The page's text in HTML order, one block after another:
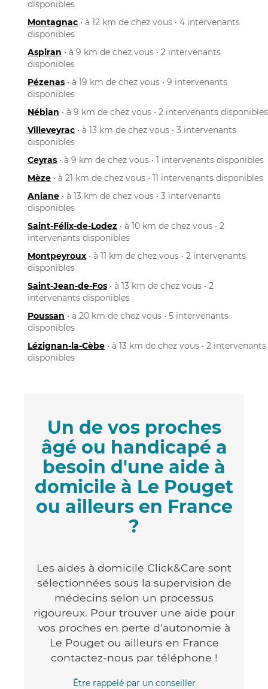
disponibles
Montagnac • à 12 km de chez vous • 4 intervenants
disponibles
Aspiran • à 9 km de chez vous • 2 intervenants
disponibles
Pézenas • à 19 km de chez vous • 9 intervenants
disponibles
Nébian • à 9 km de chez vous • 2 intervenants disponibles
Villeveyrac • à 13 km de chez vous • 3 intervenants
disponibles
Ceyras • à 9 km de chez vous • 1 intervenants disponibles
Mèze • à 21 km de chez vous • 11 intervenants disponibles
Aniane • à 13 km de chez vous • 3 intervenants
disponibles
Saint-Félix-de-Lodez • à 10 km de chez vous • 2
intervenants disponibles
Montpeyroux • à 11 km de chez vous • 2 intervenants
disponibles
Saint-Jean-de-Fos • à 13 km de chez vous • 2
intervenants disponibles
Poussan • à 20 km de chez vous • 5 intervenants
disponibles
Lézignan-la-Cèbe • à 13 km de chez vous • 2 intervenants
disponibles
Un de vos proches
âgé ou handicapé a
besoin d'une aide à
domicile à Le Pouget
ou ailleurs en France
?
Les aides à domicile Click&Care sont
sélectionnées sous la supervision de
médecins selon un processus
rigoureux. Pour trouver une aide pour
vos proches en perte d'autonomie à
Le Pouget ou ailleurs en France
contactez-nous par téléphone !
Être rappelé par un conseiller